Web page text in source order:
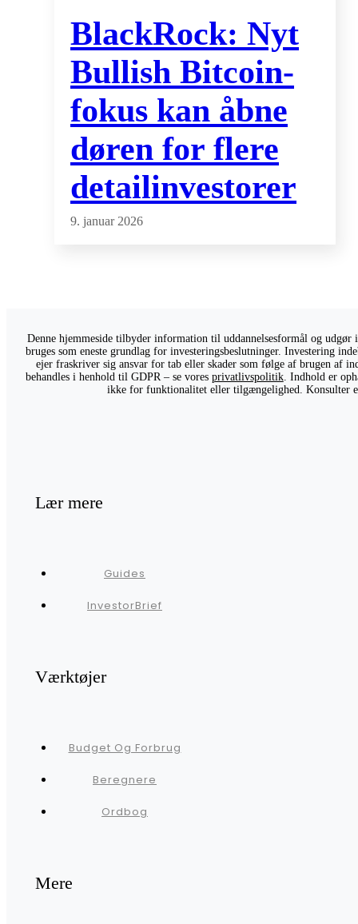
BlackRock: Nyt
Bullish Bitcoin-
fokus kan åbne
døren for flere
detailinvestorer
9. januar 2026
Denne hjemmeside tilbyder information til uddannelsesformål og
bruges som eneste grundlag for investeringsbeslutninger. Investering
ejer fraskriver sig ansvar for tab eller skader som følge af brugen af
behandles i henhold til GDPR – se vores privatlivspolitik. Indhold er
ikke for funktionalitet eller tilgængelighed. Konsulter
Lær mere
Guides
InvestorBrief
Værktøjer
Budget Og Forbrug
Beregnere
Ordbog
Mere